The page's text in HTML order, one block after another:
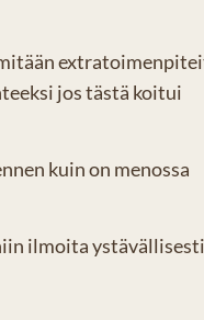
jos tästä koitui
kuin on menossa
ilmoita